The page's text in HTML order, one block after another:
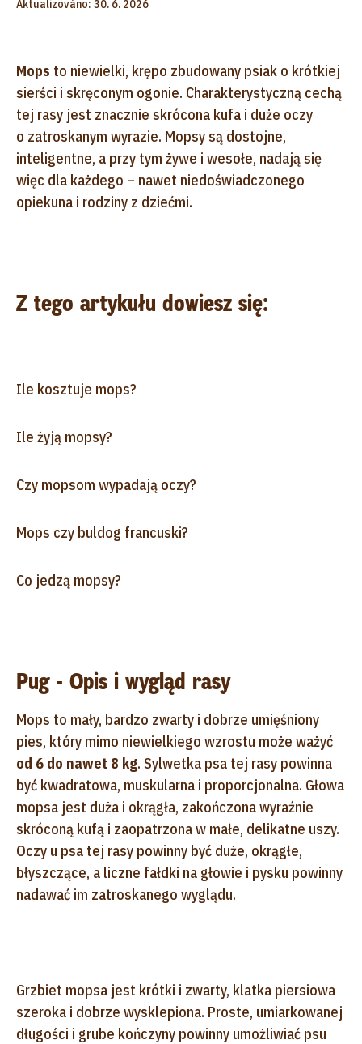
Aktualizováno: 30. 6. 2026
Mops to niewielki, krępo zbudowany psiak o krótkiej
sierści i skręconym ogonie. Charakterystyczną cechą
tej rasy jest znacznie skrócona kufa i duże oczy
o zatroskanym wyrazie. Mopsy są dostojne,
inteligentne, a przy tym żywe i wesołe, nadają się
więc dla każdego – nawet niedoświadczonego
opiekuna i rodziny z dziećmi.
Z tego artykułu dowiesz się:
Ile kosztuje mops?
Ile żyją mopsy?
Czy mopsom wypadają oczy?
Mops czy buldog francuski?
Co jedzą mopsy?
Pug - Opis i wygląd rasy
Mops to mały, bardzo zwarty i dobrze umięśniony
pies, który mimo niewielkiego wzrostu może ważyć
od 6 do nawet 8 kg. Sylwetka psa tej rasy powinna
być kwadratowa, muskularna i proporcjonalna. Głowa
mopsa jest duża i okrągła, zakończona wyraźnie
skróconą kufą i zaopatrzona w małe, delikatne uszy.
Oczy u psa tej rasy powinny być duże, okrągłe,
błyszczące, a liczne fałdki na głowie i pysku powinny
nadawać im zatroskanego wyglądu.
Grzbiet mopsa jest krótki i zwarty, klatka piersiowa
szeroka i dobrze wysklepiona. Proste, umiarkowanej
długości i grube kończyny powinny umożliwiać psu